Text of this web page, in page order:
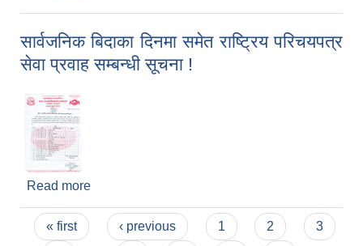
सार्वजनिक बिदाका दिनमा समेत राष्ट्रिय परिचयपत्र
सेवा प्रवाह सम्बन्धी सूचना !
Read more
Pages
« first ‹ previous 1 2
3